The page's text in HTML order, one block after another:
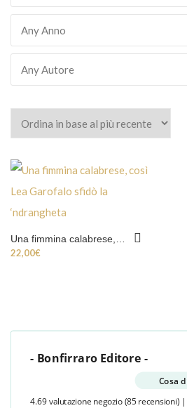
22,00€
- Bonfirraro Editore -
Cosa
4.69 valutazione negozio (85 recensioni) |